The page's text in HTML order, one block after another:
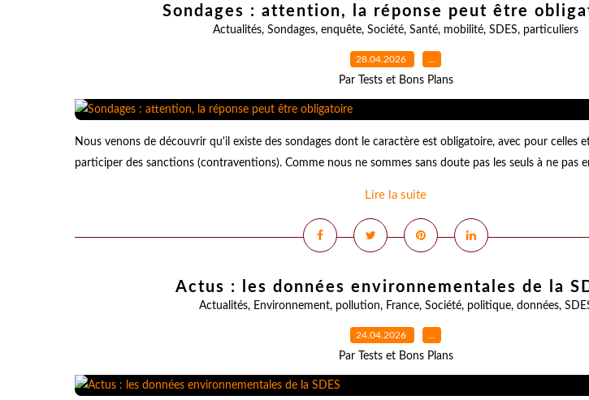
Sondages : attention, la réponse peut être
Actualités, Sondages, enquête, Société, Santé, mobilité, SDES, particuliers
28.04.2026 …
Par Tests et Bons Plans
Nous venons de découvrir qu'il existe des sondages dont le caractère est obligatoire, avec pour celles
participer des sanctions (contraventions). Comme nous ne sommes sans doute pas les seuls à ne pas
Lire la suite
Actus : les données environnementales de la
Actualités, Environnement, pollution, France, Société, politique, données,
24.04.2026 …
Par Tests et Bons Plans